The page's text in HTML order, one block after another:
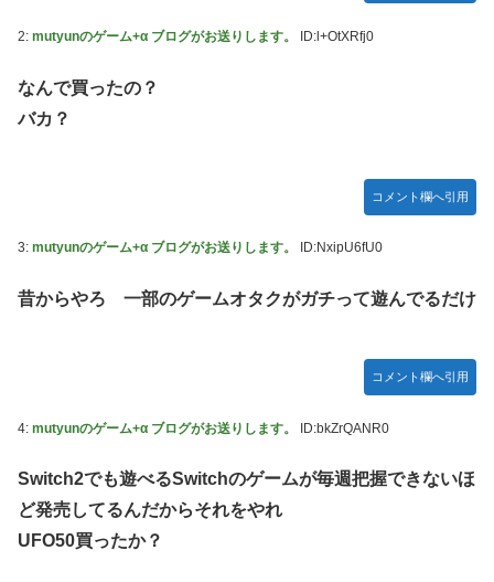
こ好きすぎるｗｗｗｗｗｗｗｗｗｗｗｗｗ
ん・・・
【名探偵プリキュア】明智が変身できた理由、謎すぎる…
ュアになってしまうｗｗｗ
【ミリマス】6年後のアイドル達はどんな感じになってるん
【FF16】 「ファイナルファンタジー16」発売日が6/22に決
定＆最新PV公開！思ったより発売早い…もう半年後か！
【デレマス】 和久井留美「夢を作って、いつか遊んで」
ドンキのうなぎ食べた14人が食中毒…3歳児から75歳まで被
害
2: mutyunのゲーム+α ブログがお送りします。 ID:l+OtXRfj0
なんで買ったの？
バカ？
コメント欄へ引用
3: mutyunのゲーム+α ブログがお送りします。 ID:NxipU6fU0
昔からやろ 一部のゲームオタクがガチって遊んでるだけ
コメント欄へ引用
4: mutyunのゲーム+α ブログがお送りします。 ID:bkZrQANR0
Switch2でも遊べるSwitchのゲームが毎週把握できないほ
ど発売してるんだからそれをやれ
UFO50買ったか？